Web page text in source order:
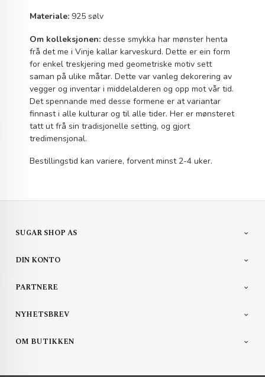
Materiale: 925 sølv
Om kolleksjonen:desse smykka har mønster henta
frå det me i Vinje kallar karveskurd. Dette er ein form
for enkel treskjering med geometriske motiv sett
saman på ulike måtar. Dette var vanleg dekorering av
vegger og inventar i middelalderen og opp mot vår tid.
Det spennande med desse formene er at variantar
finnast i alle kulturar og til alle tider. Her er mønsteret
tatt ut frå sin tradisjonelle setting, og gjort
tredimensjonal.
Bestillingstid kan variere, forvent minst 2-4 uker.
SUGAR SHOP AS
DIN KONTO
PARTNERE
NYHETSBREV
OM BUTIKKEN